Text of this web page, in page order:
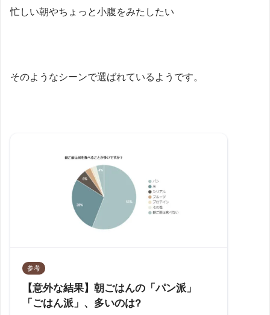
忙しい朝やちょっと小腹をみたしたい
そのようなシーンで選ばれているようです。
参考
【意外な結果】朝ごはんの「パン派」
「ごはん派」、多いのは?